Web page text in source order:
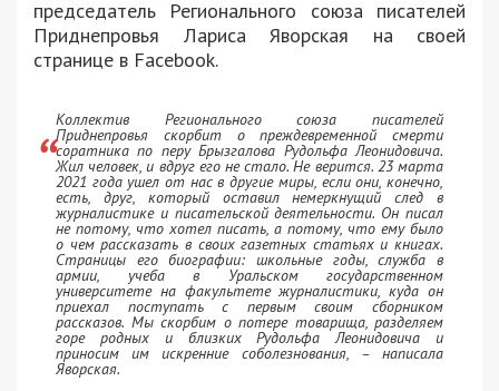
председатель Регионального союза писателей
Приднепровья Лариса Яворская на своей
странице в Facebook.
Коллектив Регионального союза писателей
Приднепровья скорбит о преждевременной смерти
соратника по перу Брызгалова Рудольфа Леонидовича.
Жил человек, и вдруг его не стало. Не верится. 23 марта
2021 года ушел от нас в другие миры, если они, конечно,
есть, друг, который оставил немеркнущий след в
журналистике и писательской деятельности. Он писал
не потому, что хотел писать, а потому, что ему было
о чем рассказать в своих газетных статьях и книгах.
Страницы его биографии: школьные годы, служба в
армии, учеба в Уральском государственном
университете на факультете журналистики, куда он
приехал поступать с первым своим сборником
рассказов. Мы скорбим о потере товарища, разделяем
горе родных и близких Рудольфа Леонидовича и
приносим им искренние соболезнования, – написала
Яворская.